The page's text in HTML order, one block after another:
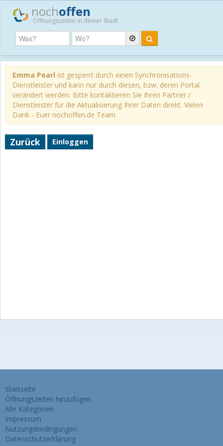
nochoffen
Öffnungszeiten in deiner Stadt
Emma Pearl ist gesperrt durch einen Synchronisations-
Dienstleister und kann nur durch diesen, bzw. deren Portal
verändert werden. Bitte kontaktieren Sie Ihren Partner /
Dienstleister für die Aktualisierung Ihrer Daten direkt. Vielen
Dank - Euer nochoffen.de Team
Zurück Einloggen
Startseite
Öffnungszeiten hinzufügen
Alle Kategorien
Impressum
Nutzungsbedingungen
Datenschutzerklärung